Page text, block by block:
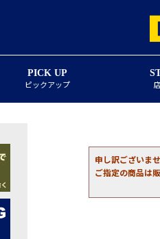
PICK UP
ピックアップ
申し訳ございませ
ご指定の商品は